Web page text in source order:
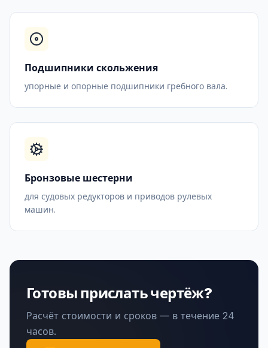
Подшипники скольжения
упорные и опорные подшипники гребного вала.
Бронзовые шестерни
для судовых редукторов и приводов рулевых
машин.
Готовы прислать чертёж?
Расчёт стоимости и сроков — в течение 24
часов.